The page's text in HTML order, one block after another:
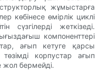
жұмыстарға
көбінесе өмірлік циклі
сүзгілерді жеткізеді.
компоненттері
ағып кетуге қарсы
корпустар ағып
жол бермейді.